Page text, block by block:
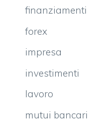
finanziamenti
forex
impresa
investimenti
lavoro
mutui bancari